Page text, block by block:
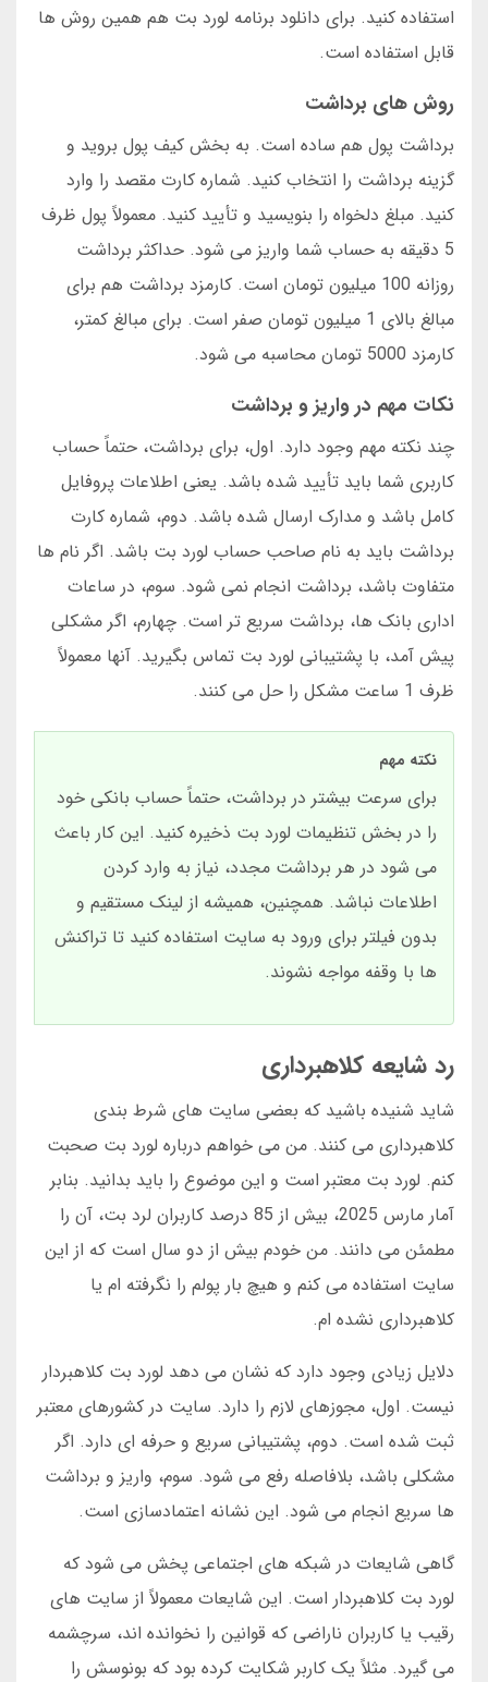
استفاده کنید. برای دانلود برنامه لورد بت هم همین روش ها
قابل استفاده است.
روش های برداشت
برداشت پول هم ساده است. به بخش کیف پول بروید و
گزینه برداشت را انتخاب کنید. شماره کارت مقصد را وارد
کنید. مبلغ دلخواه را بنویسید و تأیید کنید. معمولاً پول ظرف
5 دقیقه به حساب شما واریز می شود. حداکثر برداشت
روزانه 100 میلیون تومان است. کارمزد برداشت هم برای
مبالغ بالای 1 میلیون تومان صفر است. برای مبالغ کمتر،
کارمزد 5000 تومان محاسبه می شود.
نکات مهم در واریز و برداشت
چند نکته مهم وجود دارد. اول، برای برداشت، حتماً حساب
کاربری شما باید تأیید شده باشد. یعنی اطلاعات پروفایل
کامل باشد و مدارک ارسال شده باشد. دوم، شماره کارت
برداشت باید به نام صاحب حساب لورد بت باشد. اگر نام ها
متفاوت باشد، برداشت انجام نمی شود. سوم، در ساعات
اداری بانک ها، برداشت سریع تر است. چهارم، اگر مشکلی
پیش آمد، با پشتیبانی لورد بت تماس بگیرید. آنها معمولاً
ظرف 1 ساعت مشکل را حل می کنند.
نکته مهم
برای سرعت بیشتر در برداشت، حتماً حساب بانکی خود
را در بخش تنظیمات لورد بت ذخیره کنید. این کار باعث
می شود در هر برداشت مجدد، نیاز به وارد کردن
اطلاعات نباشد. همچنین، همیشه از لینک مستقیم و
بدون فیلتر برای ورود به سایت استفاده کنید تا تراکنش
ها با وقفه مواجه نشوند.
رد شایعه کلاهبرداری
شاید شنیده باشید که بعضی سایت های شرط بندی
کلاهبرداری می کنند. من می خواهم درباره لورد بت صحبت
کنم. لورد بت معتبر است و این موضوع را باید بدانید. بنابر
آمار مارس 2025، بیش از 85 درصد کاربران لرد بت، آن را
مطمئن می دانند. من خودم بیش از دو سال است که از این
سایت استفاده می کنم و هیچ بار پولم را نگرفته ام یا
کلاهبرداری نشده ام.
دلایل زیادی وجود دارد که نشان می دهد لورد بت کلاهبردار
نیست. اول، مجوزهای لازم را دارد. سایت در کشورهای معتبر
ثبت شده است. دوم، پشتیبانی سریع و حرفه ای دارد. اگر
مشکلی باشد، بلافاصله رفع می شود. سوم، واریز و برداشت
ها سریع انجام می شود. این نشانه اعتمادسازی است.
گاهی شایعات در شبکه های اجتماعی پخش می شود که
لورد بت کلاهبردار است. این شایعات معمولاً از سایت های
رقیب یا کاربران ناراضی که قوانین را نخوانده اند، سرچشمه
می گیرد. مثلاً یک کاربر شکایت کرده بود که بونوسش را